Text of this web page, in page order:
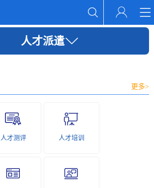
人才派遣
更多>
人才测评 人才培训